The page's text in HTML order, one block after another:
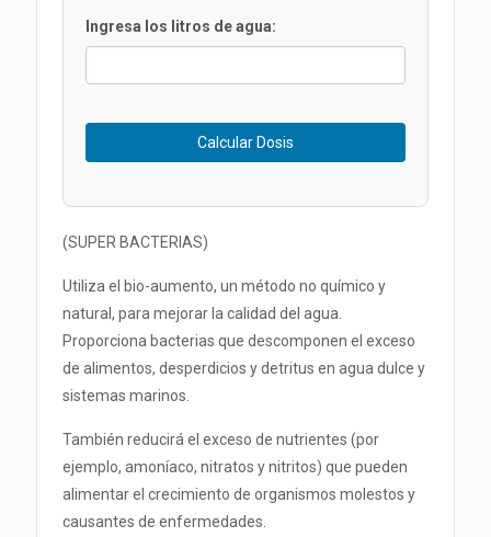
Ingresa los litros de agua:
Calcular Dosis
(SUPER BACTERIAS)
Utiliza el bio-aumento, un método no químico y
natural, para mejorar la calidad del agua.
Proporciona bacterias que descomponen el exceso
de alimentos, desperdicios y detritus en agua dulce y
sistemas marinos.
También reducirá el exceso de nutrientes (por
ejemplo, amoníaco, nitratos y nitritos) que pueden
alimentar el crecimiento de organismos molestos y
causantes de enfermedades.